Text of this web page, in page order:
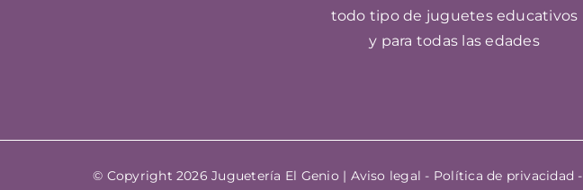
todo tipo de juguetes educativos
y para todas las edades
© Copyright 2026 Juguetería El Genio | Aviso legal - Política de privacidad -